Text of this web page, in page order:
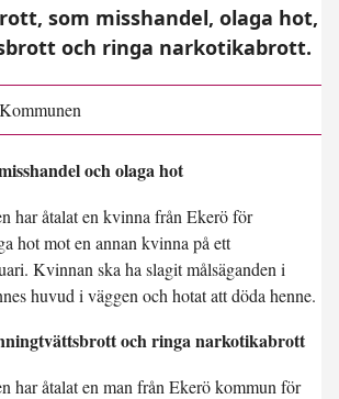
som misshandel, olaga hot,
och ringa narkotikabrott.
Kommunen
och olaga hot
har åtalat en kvinna från Ekerö för
hot mot en annan kvinna på ett
Kvinnan ska ha slagit målsäganden i
huvud i väggen och hotat att döda henne.
och ringa narkotikabrott
har åtalat en man från Ekerö kommun för